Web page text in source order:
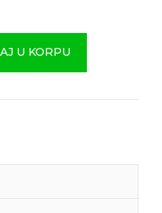
U KORPU